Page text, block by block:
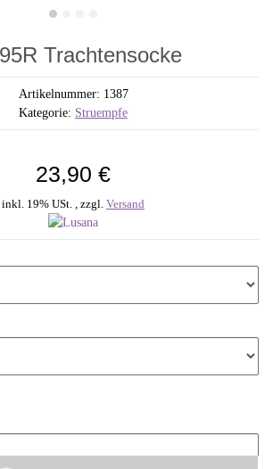
Trachtensocke
Artikelnummer: 1387
Kategorie: Struempfe
23,90 €
inkl. 19% USt. , zzgl. Versand